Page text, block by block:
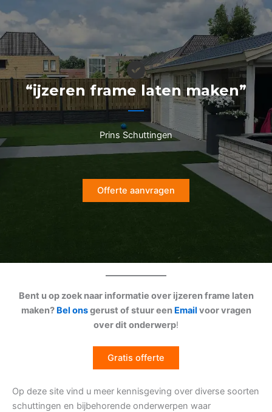
naar
de
inhoud
“ijzeren frame laten maken”
Prins Schuttingen
Offerte aanvragen
Bent u op zoek naar informatie over ijzeren frame laten
maken? Bel onsgerust of stuur een Email voor vragen
over dit onderwerp!
Gratis offerte
Op deze site vind u meer kennisgeving over diverse soorten
schuttingen en bijbehorende onderwerpen waar